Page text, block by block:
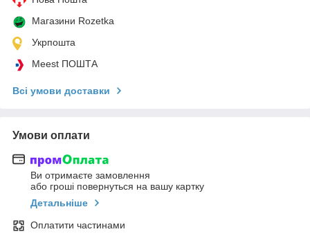
Магазини Rozetka
Укрпошта
Meest ПОШТА
Всі умови доставки
Умови оплати
Ви отримаєте замовлення
або гроші повернуться на вашу картку
Детальніше
Оплатити частинами